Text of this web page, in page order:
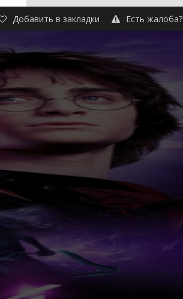
Добавить в закладки Есть жалоба?